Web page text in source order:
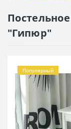
"Гипюр"
Популярный